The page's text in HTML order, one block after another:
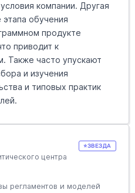
компании. Другая
обучения
продукте
приводит к
Также часто упускают
и изучения
и типовых практик
⭐ЗВЕЗДА
центра
регламентов и моделей